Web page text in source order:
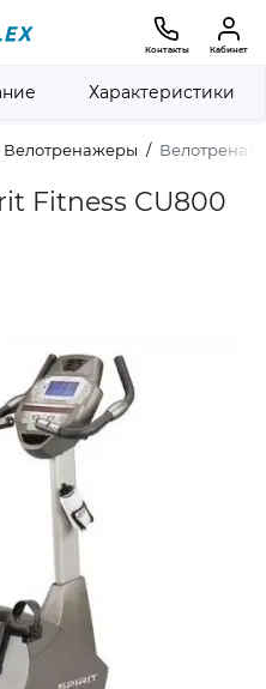
Контакты Кабинет
Велотренажеры
Fitness CU800
Характеристики